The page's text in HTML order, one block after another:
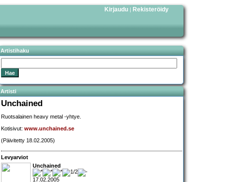
Kirjaudu | Rekisteröidy
Artistihaku
Artisti
Unchained
Ruotsalainen heavy metal -yhtye.
Kotisivut: www.unchained.se
(Päivitetty 18.02.2005)
Levyarviot
Unchained
17.02.2005